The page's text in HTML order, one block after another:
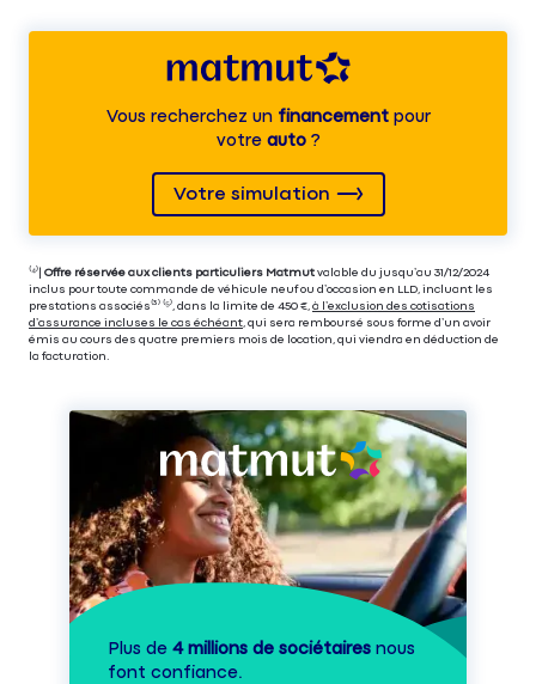
Vous recherchez unfinancementpour
votre auto?
Votre simulation
⁽⁴⁾| Offre réservée aux clients particuliers Matmut valable du jusqu’au 31/12/2024
inclus pour toute commande de véhicule neuf ou d’occasion en LLD, incluant les
prestations associés⁽³⁾ ⁽⁵⁾, dans la limite de 450 €, à l’exclusion des cotisations
d’assurance incluses le cas échéant, qui sera remboursé sous forme d’un avoir
émis au cours des quatre premiers mois de location, qui viendra en déduction de
la facturation.
Plus de 4 millions de sociétaires nous
font confiance.